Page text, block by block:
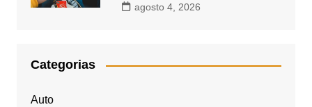
agosto 4, 2026
Categorias
Auto